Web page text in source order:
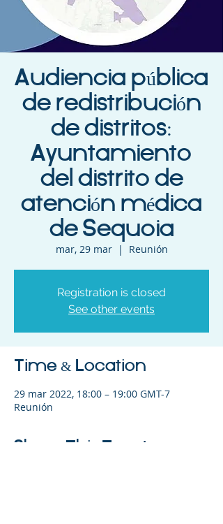
Audiencia pública
de redistribución
de distritos:
Ayuntamiento
del distrito de
atención médica
de Sequoia
mar, 29 mar
  |
Reunión
Registration is closed
See other events
Time & Location
29 mar 2022, 18:00 – 19:00 GMT-7
Reunión
Share This Event